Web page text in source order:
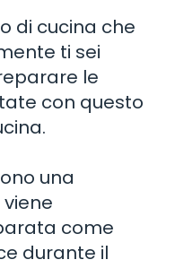
di cucina che
ti sei
le
con questo
una
come
durante il